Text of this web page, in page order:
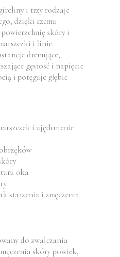
i trzy rodzaje
dzięki czemu
powierzchnię skóry i
i linie.
drenujące,
gęstość i napięcie
i potęguje głębie
i ujędrnienie
oka
starzenia i zmęczenia
do zwalczania
skóry powiek,